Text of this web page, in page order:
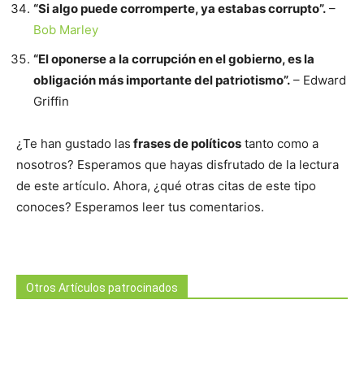
“Si algo puede corromperte, ya estabas corrupto”. –
Bob Marley
“El oponerse a la corrupción en el gobierno, es la
obligación más importante del patriotismo”. – Edward
Griffin
¿Te han gustado las frases de políticos tanto como a
nosotros? Esperamos que hayas disfrutado de la lectura
de este artículo. Ahora, ¿qué otras citas de este tipo
conoces? Esperamos leer tus comentarios.
Otros Artículos patrocinados